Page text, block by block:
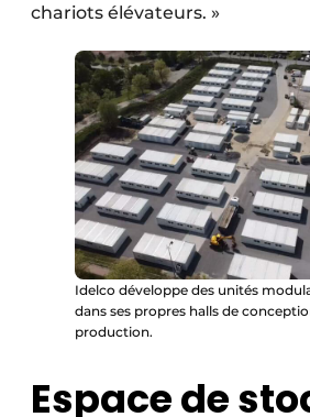
chariots élévateurs. »
Idelco développe des unités
dans ses propres halls de
production.
Espace de